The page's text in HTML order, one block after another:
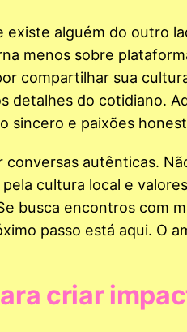
existe alguém do outro
menos sobre
compartilhar sua
detalhes do cotidiano.
sincero e paixões
autênticas.
cultura local e valores
busca encontros com
passo está aqui. O
criar